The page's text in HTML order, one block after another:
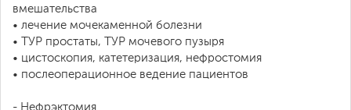
вмешательства
• лечение мочекаменной болезни
• ТУР простаты, ТУР мочевого пузыря
• цистоскопия, катетеризация, нефростомия
• послеоперационное ведение пациентов
- Нефрэктомия